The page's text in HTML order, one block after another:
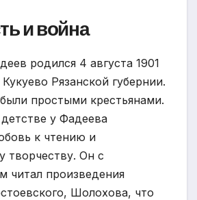
и война
родился 4 августа 1901
Рязанской губернии.
простыми крестьянами.
у Фадеева
к чтению и
творчеству. Он с
читал произведения
Шолохова, что